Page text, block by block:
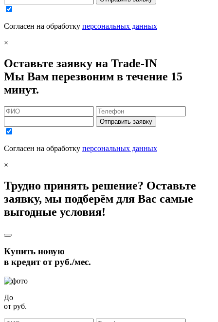
Согласен на обработку персональных данных
×
Оставьте заявку на Trade-IN
Мы Вам перезвоним в течение 15
минут.
Отправить заявку
Согласен на обработку персональных данных
×
Трудно принять решение? Оставьте
заявку, мы подберём для Вас самые
выгодные условия!
Купить новую
в кредит отруб./мес.
До
от руб.